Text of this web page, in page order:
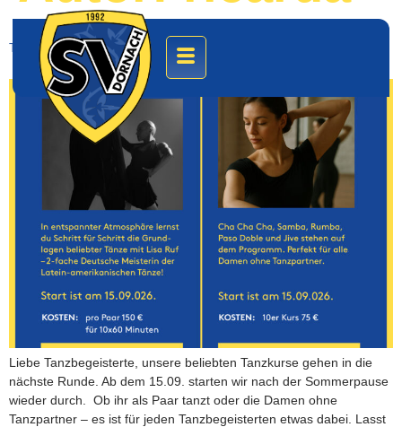
Tanzkurse Standard/ Latein
Liebe Tanzbegeisterte, unsere beliebten Tanzkurse gehen in die
nächste Runde. Ab dem 15.09. starten wir nach der Sommerpause
wieder durch. Ob ihr als Paar tanzt oder die Damen ohne
Tanzpartner – es ist für jeden Tanzbegeisterten etwas dabei. Lasst